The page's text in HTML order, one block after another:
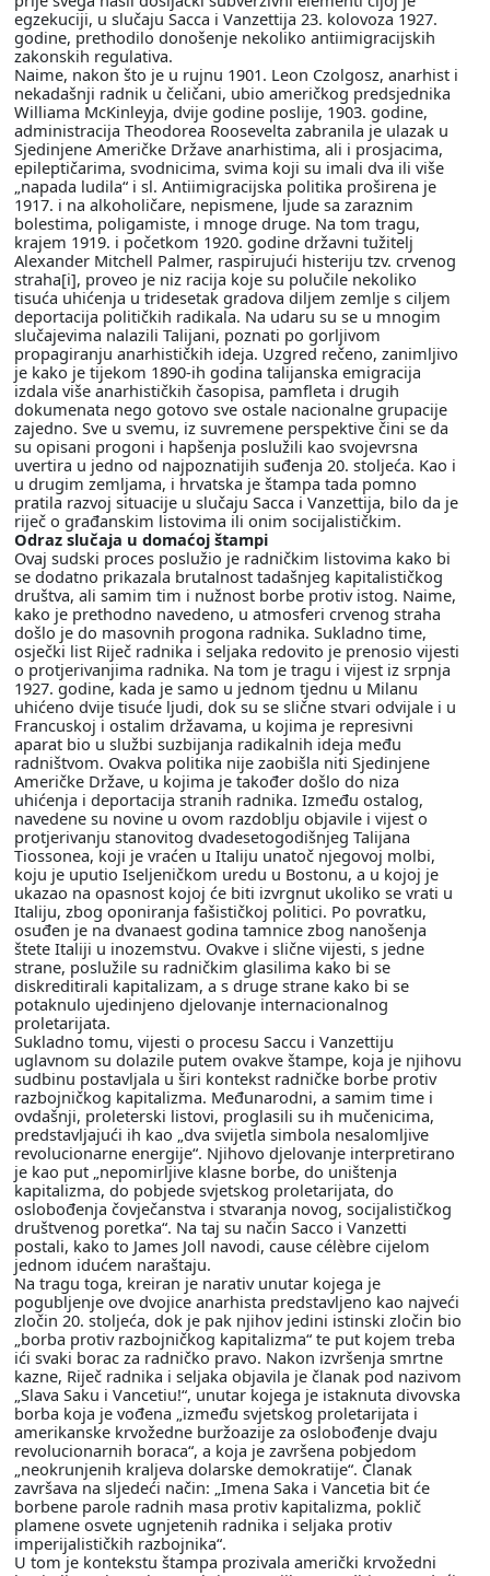
egzekuciji, u slučaju Sacca i Vanzettija 23. kolovoza 1927.
godine, prethodilo donošenje nekoliko antiimigracijskih
zakonskih regulativa.
Naime, nakon što je u rujnu 1901. Leon Czolgosz, anarhist i
nekadašnji radnik u čeličani, ubio američkog predsjednika
Williama McKinleyja, dvije godine poslije, 1903. godine,
administracija Theodorea Roosevelta zabranila je ulazak u
Sjedinjene Američke Države anarhistima, ali i prosjacima,
epileptičarima, svodnicima, svima koji su imali dva ili više
„napada ludila“ i sl. Antiimigracijska politika proširena je
1917. i na alkoholičare, nepismene, ljude sa zaraznim
bolestima, poligamiste, i mnoge druge. Na tom tragu,
krajem 1919. i početkom 1920. godine državni tužitelj
Alexander Mitchell Palmer, raspirujući histeriju tzv. crvenog
straha[i], proveo je niz racija koje su polučile nekoliko
tisuća uhićenja u tridesetak gradova diljem zemlje s ciljem
deportacija političkih radikala. Na udaru su se u mnogim
slučajevima nalazili Talijani, poznati po gorljivom
propagiranju anarhističkih ideja. Uzgred rečeno, zanimljivo
je kako je tijekom 1890-ih godina talijanska emigracija
izdala više anarhističkih časopisa, pamfleta i drugih
dokumenata nego gotovo sve ostale nacionalne grupacije
zajedno. Sve u svemu, iz suvremene perspektive čini se da
su opisani progoni i hapšenja poslužili kao svojevrsna
uvertira u jedno od najpoznatijih suđenja 20. stoljeća. Kao i
u drugim zemljama, i hrvatska je štampa tada pomno
pratila razvoj situacije u slučaju Sacca i Vanzettija, bilo da je
riječ o građanskim listovima ili onim socijalističkim.
Odraz slučaja u domaćoj štampi
Ovaj sudski proces poslužio je radničkim listovima kako bi
se dodatno prikazala brutalnost tadašnjeg kapitalističkog
društva, ali samim tim i nužnost borbe protiv istog. Naime,
kako je prethodno navedeno, u atmosferi crvenog straha
došlo je do masovnih progona radnika. Sukladno time,
osječki list Riječ radnika i seljaka redovito je prenosio vijesti
o protjerivanjima radnika. Na tom je tragu i vijest iz srpnja
1927. godine, kada je samo u jednom tjednu u Milanu
uhićeno dvije tisuće ljudi, dok su se slične stvari odvijale i u
Francuskoj i ostalim državama, u kojima je represivni
aparat bio u službi suzbijanja radikalnih ideja među
radništvom. Ovakva politika nije zaobišla niti Sjedinjene
Američke Države, u kojima je također došlo do niza
uhićenja i deportacija stranih radnika. Između ostalog,
navedene su novine u ovom razdoblju objavile i vijest o
protjerivanju stanovitog dvadesetogodišnjeg Talijana
Tiossonea, koji je vraćen u Italiju unatoč njegovoj molbi,
koju je uputio Iseljeničkom uredu u Bostonu, a u kojoj je
ukazao na opasnost kojoj će biti izvrgnut ukoliko se vrati u
Italiju, zbog oponiranja fašističkoj politici. Po povratku,
osuđen je na dvanaest godina tamnice zbog nanošenja
štete Italiji u inozemstvu. Ovakve i slične vijesti, s jedne
strane, poslužile su radničkim glasilima kako bi se
diskreditirali kapitalizam, a s druge strane kako bi se
potaknulo ujedinjeno djelovanje internacionalnog
proletarijata.
Sukladno tomu, vijesti o procesu Saccu i Vanzettiju
uglavnom su dolazile putem ovakve štampe, koja je njihovu
sudbinu postavljala u širi kontekst radničke borbe protiv
razbojničkog kapitalizma. Međunarodni, a samim time i
ovdašnji, proleterski listovi, proglasili su ih mučenicima,
predstavljajući ih kao „dva svijetla simbola nesalomljive
revolucionarne energije“. Njihovo djelovanje interpretirano
je kao put „nepomirljive klasne borbe, do uništenja
kapitalizma, do pobjede svjetskog proletarijata, do
oslobođenja čovječanstva i stvaranja novog, socijalističkog
društvenog poretka“. Na taj su način Sacco i Vanzetti
postali, kako to James Joll navodi, cause célèbre cijelom
jednom idućem naraštaju.
Na tragu toga, kreiran je narativ unutar kojega je
pogubljenje ove dvojice anarhista predstavljeno kao najveći
zločin 20. stoljeća, dok je pak njihov jedini istinski zločin bio
„borba protiv razbojničkog kapitalizma“ te put kojem treba
ići svaki borac za radničko pravo. Nakon izvršenja smrtne
kazne, Riječ radnika i seljaka objavila je članak pod nazivom
„Slava Saku i Vancetiu!“, unutar kojega je istaknuta divovska
borba koja je vođena „između svjetskog proletarijata i
amerikanske krvožedne buržoazije za oslobođenje dvaju
revolucionarnih boraca“, a koja je završena pobjedom
„neokrunjenih kraljeva dolarske demokratije“. Članak
završava na sljedeći način: „Imena Saka i Vancetia bit će
borbene parole radnih masa protiv kapitalizma, poklič
plamene osvete ugnjetenih radnika i seljaka protiv
imperijalističkih razbojnika“.
U tom je kontekstu štampa prozivala američki krvožedni